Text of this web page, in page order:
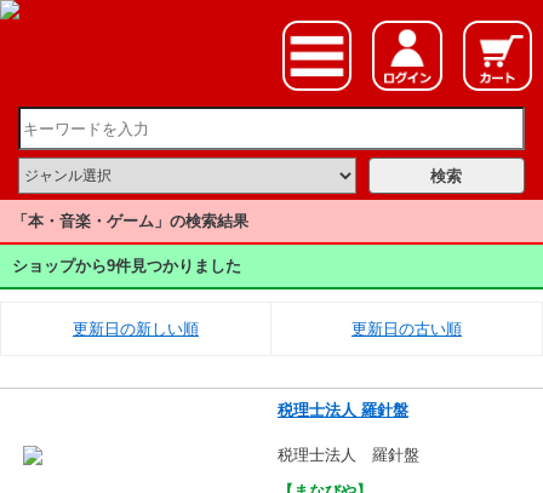
「本・音楽・ゲーム」の検索結果
ショップから9件見つかりました
更新日の新しい順 更新日の古い順
税理士法人 羅針盤
税理士法人 羅針盤